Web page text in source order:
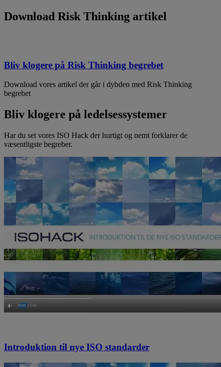
Download Risk Thinking artikel
Bliv klogere på Risk Thinking begrebet
Download vores artikel der går i dybden med Risk Thinking
begrebet
Bliv klogere på ledelsessystemer
Har du set vores ISO Hack der hurtigt og nemt forklarer de
væsentligste begreber.
Introduktion til nye ISO standarder